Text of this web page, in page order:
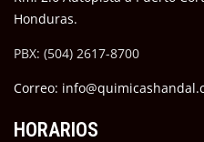
Honduras.
PBX: (504) 2617-8700
Correo:
HORARIOS